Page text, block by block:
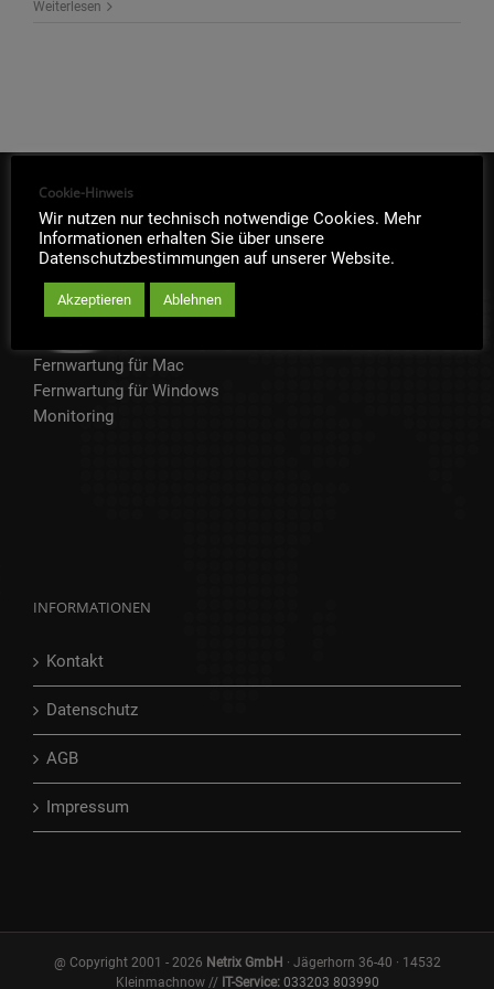
Weiterlesen
IT-SOFORTHILFE
Fernwartung für Mac
Fernwartung für Windows
Monitoring
INFORMATIONEN
Kontakt
Datenschutz
AGB
Impressum
@ Copyright 2001 - 2026 Netrix GmbH · Jägerhorn 36-40 · 14532
Kleinmachnow // IT-Service: 033203 803990
Cookie-Hinweis
Wir nutzen nur technisch notwendige Cookies. Mehr
Informationen erhalten Sie über unsere
Datenschutzbestimmungen auf unserer Website.
Akzeptieren Ablehnen